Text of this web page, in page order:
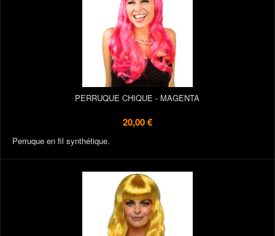
PERRUQUE CHIQUE - MAGENTA
20,00 €
Perruque en fil synthétique.